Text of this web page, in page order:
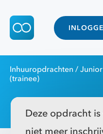
Inhuuropdrachten /
(trainee)
Deze opdracht
niet meer